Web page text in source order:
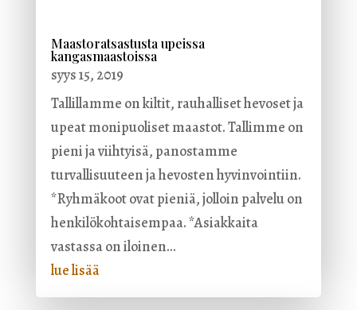
Maastoratsastusta upeissa
kangasmaastoissa
syys 15, 2019
Tallillamme on kiltit, rauhalliset hevoset ja
upeat monipuoliset maastot. Tallimme on
pieni ja viihtyisä, panostamme
turvallisuuteen ja hevosten hyvinvointiin.
*Ryhmäkoot ovat pieniä, jolloin palvelu on
henkilökohtaisempaa. *Asiakkaita
vastassa on iloinen...
lue lisää